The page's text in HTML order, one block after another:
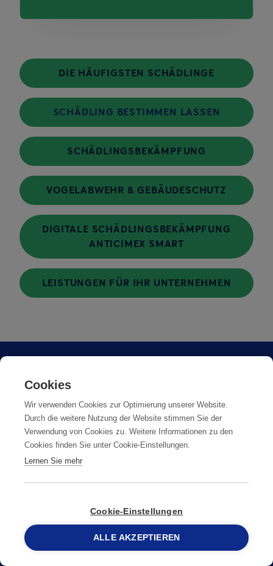
DIE HÄUFIGSTEN SCHÄDLINGE
SCHÄDLING BESTIMMEN LASSEN
SCHÄDLINGSBEKÄMPFUNG
VOGELABWEHR & GEBÄUDESCHUTZ
DIGITALE SCHÄDLINGSBEKÄMPFUNG
ANTICIMEX SMART
LEISTUNGEN FÜR IHR UNTERNEHMEN
058 387 75 75 058 387 75 75
Cookies
Wir verwenden Cookies zur Optimierung unserer Website.
Durch die weitere Nutzung der Website stimmen Sie der
Verwendung von Cookies zu. Weitere Informationen zu den
Cookies finden Sie unter Cookie-Einstellungen.
Lernen Sie mehr
Cookie-Einstellungen
ALLE AKZEPTIEREN